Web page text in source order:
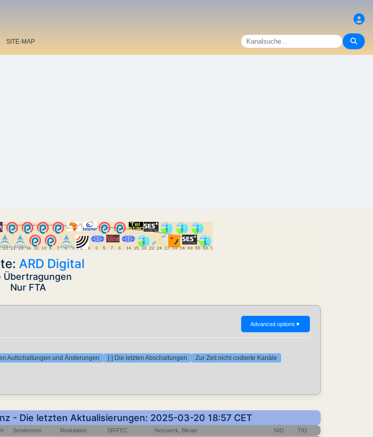
SITE-MAP
ARD Digital
Übertragungen
Nur FTA
Advanced options ▼
Aufschaltungen und Änderungen [-] Die letzten Abschaltungen Zur Zeit nicht codierte Kanäle
- Die letzten Aktualisierungen: 2025-03-20 18:57 CET
Sendenorm Modulation SR/FEC Netzwerk, Bitrate NID TID